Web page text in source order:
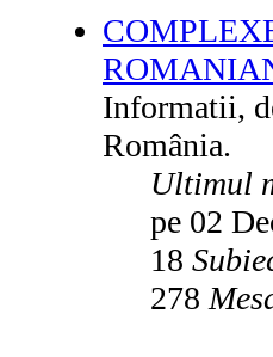
Informatii,
România.
Ultimul
pe 02
18
278